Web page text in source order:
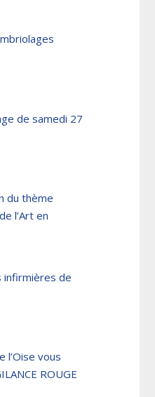
de samedi 27
du thème
l’Art en
infirmières de
l’Oise vous
ROUGE